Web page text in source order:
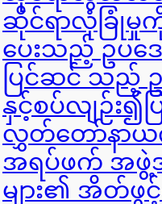
ဆိုင်ရာလုံခြုံ
ပေးသည့် ဥပဒ
ပြင်ဆင် သည့် ဥ
နှင့်စပ်လျဉ်း၍
လွှတ်တော်နာ
အရပ်ဖက် အဖွဲ့
များ၏ အိတ်ဖွင့်